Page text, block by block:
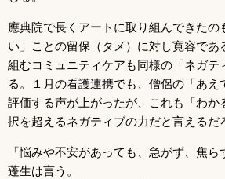
應典院で長くアートに取り組んできたの
い」ことの留保（タメ）に対し寛容であ
組むコミュニティケアも同様の「ネガテ
る。１月の看護連携でも、僧侶の「あえ
評価する声が上がったが、これも「わか
択を超えるネガティブの力だと言えるだ
「悩みや不安があっても、急がず、焦
蓬生は言う。